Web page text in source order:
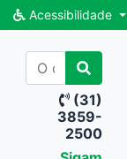
Acessibilidade
(31)
3859-
2500